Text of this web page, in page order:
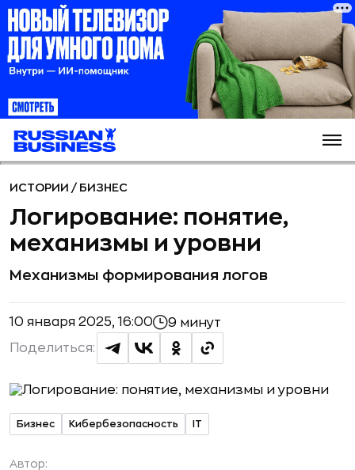
ИСТОРИИ / БИЗНЕС
Логирование: понятие,
механизмы и уровни
Механизмы формирования логов
10 января 2025, 16:00 9 минут
Поделиться:
Бизнес Кибербезопасность IT
Автор: